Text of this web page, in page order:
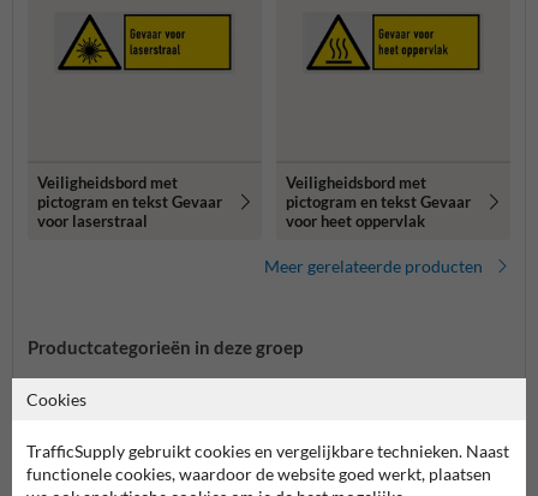
Veiligheidsbord met
pictogram en tekst Gevaar
voor laserstraal
Veiligheidsbord met
pictogram en tekst Gevaar
voor heet oppervlak
Meer gerelateerde producten
Productcategorieën in deze groep
Cookies
TrafficSupply gebruikt cookies en vergelijkbare technieken. Naast
functionele cookies, waardoor de website goed werkt, plaatsen